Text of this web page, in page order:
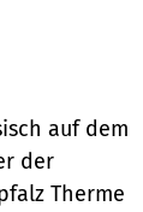
auf dem
der
Therme